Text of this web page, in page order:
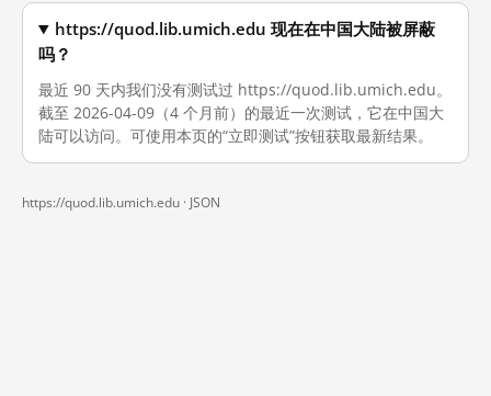
https://quod.lib.umich.edu 现在在中国大陆被屏蔽
吗？
最近 90 天内我们没有测试过 https://quod.lib.umich.edu。
截至 2026-04-09（4 个月前）的最近一次测试，它在中国大
陆可以访问。可使用本页的“立即测试”按钮获取最新结果。
https://quod.lib.umich.edu · JSON